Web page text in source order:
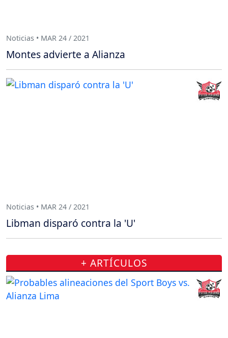
Noticias • MAR 24 / 2021
Montes advierte a Alianza
Noticias • MAR 24 / 2021
Libman disparó contra la 'U'
+ ARTÍCULOS